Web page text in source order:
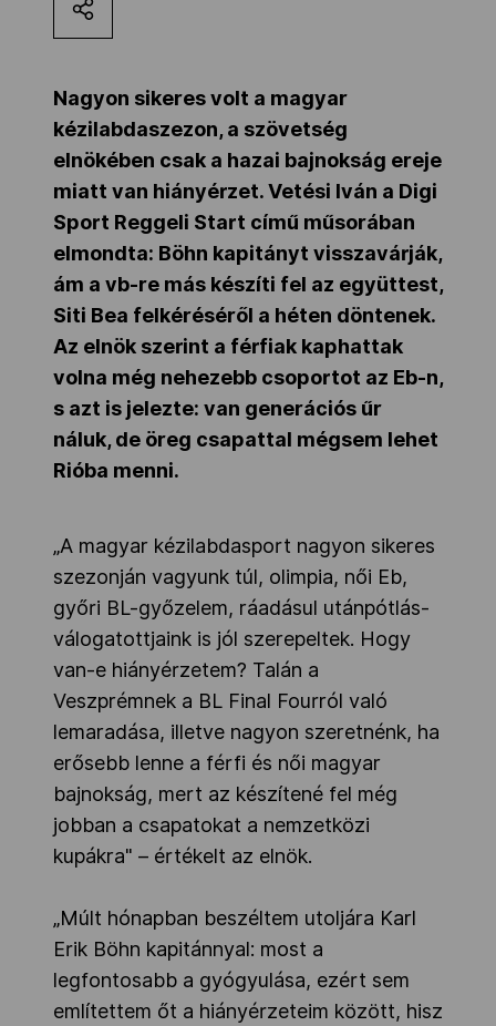
NOB
Társszervezetek
OVEP
Adatbank
Nagyon sikeres volt a magyar
kézilabdaszezon, a szövetség
elnökében csak a hazai bajnokság ereje
miatt van hiányérzet. Vetési Iván a Digi
Sport Reggeli Start című műsorában
elmondta: Böhn kapitányt visszavárják,
ám a vb-re más készíti fel az együttest,
Siti Bea felkéréséről a héten döntenek.
Az elnök szerint a férfiak kaphattak
volna még nehezebb csoportot az Eb-n,
s azt is jelezte: van generációs űr
náluk, de öreg csapattal mégsem lehet
Rióba menni.
„A magyar kézilabdasport nagyon sikeres
szezonján vagyunk túl, olimpia, női Eb,
győri BL-győzelem, ráadásul utánpótlás-
válogatottjaink is jól szerepeltek. Hogy
van-e hiányérzetem? Talán a
Veszprémnek a BL Final Fourról való
lemaradása, illetve nagyon szeretnénk, ha
erősebb lenne a férfi és női magyar
bajnokság, mert az készítené fel még
jobban a csapatokat a nemzetközi
kupákra" – értékelt az elnök.
„Múlt hónapban beszéltem utoljára Karl
Erik Böhn kapitánnyal: most a
legfontosabb a gyógyulása, ezért sem
említettem őt a hiányérzeteim között, hisz